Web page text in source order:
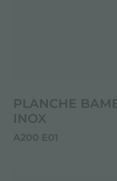
PLANCHE
INOX
A200 E01